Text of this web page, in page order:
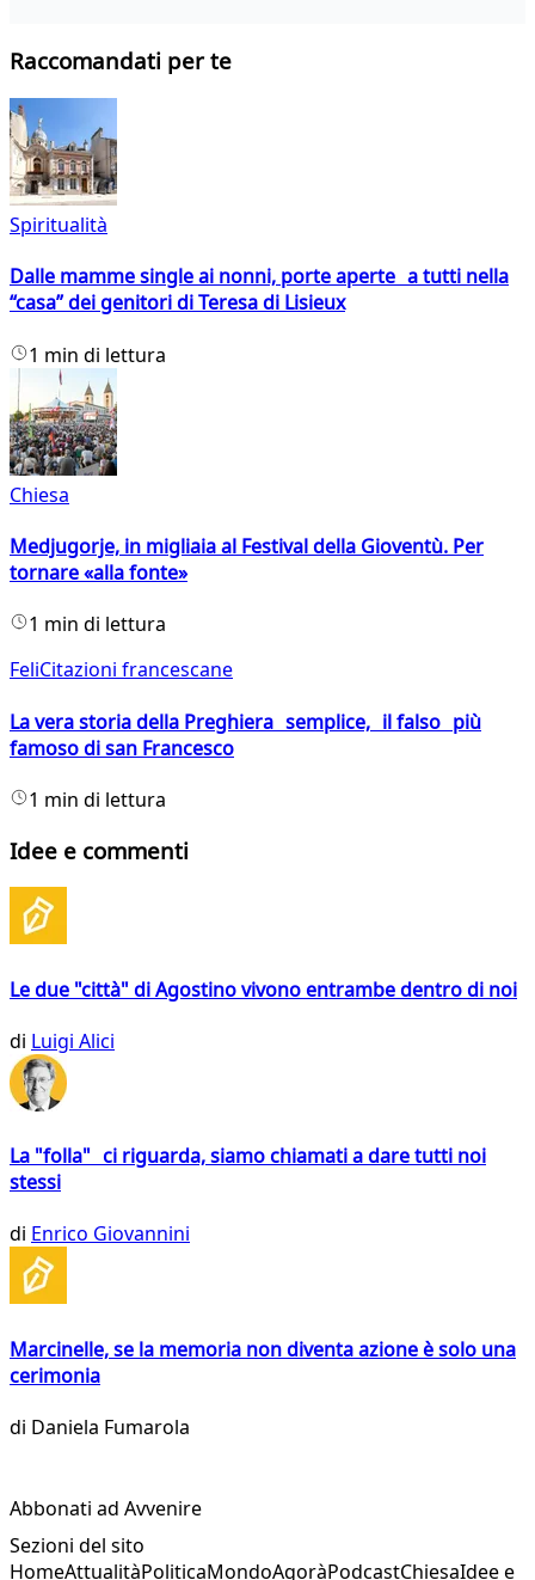
Raccomandati per te
Spiritualità
Dalle mamme single ai nonni, porte aperte a tutti nella
“casa” dei genitori di Teresa di Lisieux
1 min di lettura
Chiesa
Medjugorje, in migliaia al Festival della Gioventù. Per
tornare «alla fonte»
1 min di lettura
FeliCitazioni francescane
La vera storia della Preghiera semplice, il falso più
famoso di san Francesco
1 min di lettura
Idee e commenti
Le due "città" di Agostino vivono entrambe dentro di noi
di Luigi Alici
La "folla" ci riguarda, siamo chiamati a dare tutti noi
stessi
di Enrico Giovannini
Marcinelle, se la memoria non diventa azione è solo una
cerimonia
di Daniela Fumarola
Abbonati ad Avvenire
Sezioni del sito
HomeAttualitàPoliticaMondoAgoràPodcastChiesaIdee e